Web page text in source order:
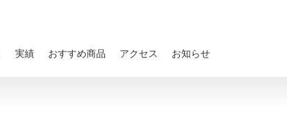
実績 おすすめ商品 アクセス お知らせ